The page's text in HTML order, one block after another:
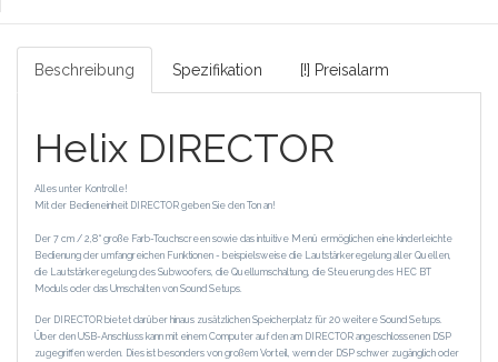
Beschreibung Spezifikation [!] Preisalarm
Helix DIRECTOR
Alles unter Kontrolle!
Mit der Bedieneinheit DIRECTOR geben Sie den Ton an!
Der 7 cm / 2,8“ große Farb-Touchscreen sowie das intuitive Menü ermöglichen eine kinderleichte
Bedienung der umfangreichen Funktionen - beispielsweise die Lautstärkeregelung aller Quellen,
die Lautstärkeregelung des Subwoofers, die Quellumschaltung, die Steuerung des HEC BT
Moduls oder das Umschalten von Sound Setups.
Der DIRECTOR bietet darüber hinaus zusätzlichen Speicherplatz für 20 weitere Sound Setups.
Über den USB-Anschluss kann mit einem Computer auf den am DIRECTOR angeschlossenen DSP
zugegriffen werden. Dies ist besonders von großem Vorteil, wenn der DSP schwer zugänglich oder